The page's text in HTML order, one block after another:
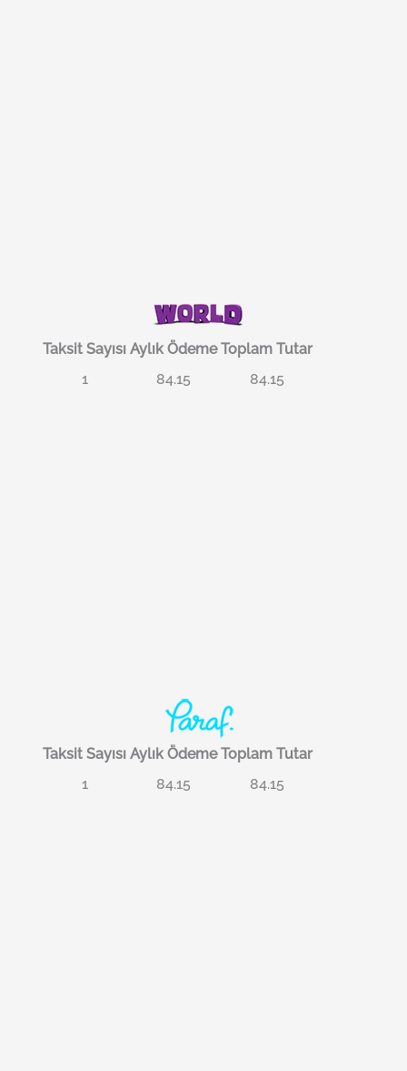
Taksit Sayısı Aylık Ödeme Toplam Tutar
1
84.15 84.15
Taksit Sayısı Aylık Ödeme Toplam Tutar
1
84.15 84.15